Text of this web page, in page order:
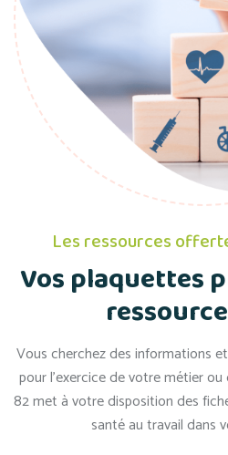
Les ressources
Vos plaquettes
Vous cherchez des informations
pour l’exercice de votre métier
82 met à votre disposition des
santé au travail dans